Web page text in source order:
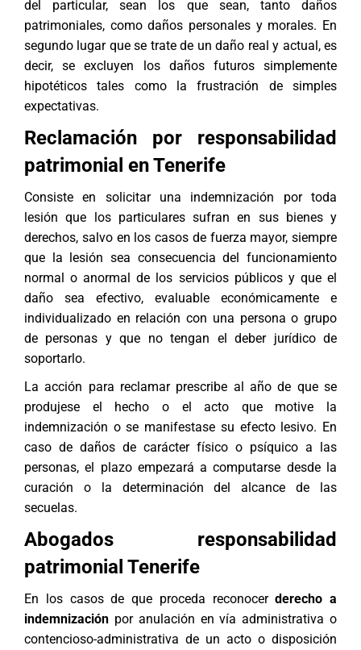
del particular, sean los que sean, tanto daños
patrimoniales, como daños personales y morales. En
segundo lugar que se trate de un daño real y actual, es
decir, se excluyen los daños futuros simplemente
hipotéticos tales como la frustración de simples
expectativas.
Reclamación por responsabilidad
patrimonial en Tenerife
Consiste en solicitar una indemnización por toda
lesión que los particulares sufran en sus bienes y
derechos, salvo en los casos de fuerza mayor, siempre
que la lesión sea consecuencia del funcionamiento
normal o anormal de los servicios públicos y que el
daño sea efectivo, evaluable económicamente e
individualizado en relación con una persona o grupo
de personas y que no tengan el deber jurídico de
soportarlo.
La acción para reclamar prescribe al año de que se
produjese el hecho o el acto que motive la
indemnización o se manifestase su efecto lesivo. En
caso de daños de carácter físico o psíquico a las
personas, el plazo empezará a computarse desde la
curación o la determinación del alcance de las
secuelas.
Abogados responsabilidad
patrimonial Tenerife
En los casos de que proceda reconocerderecho a
indemnización por anulación en vía administrativa o
contencioso-administrativa de un acto o disposición